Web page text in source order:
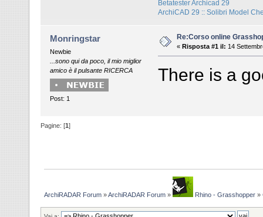
Betatester Archicad 29
ArchiCAD 29 :: Solibri Model
Monringstar
Newbie
...sono qui da poco, il mio miglior
amico è il pulsante RICERCA
Post: 1
Re:Corso online
« Risposta #1 il: 14
There is a
Pagine: [1]
ArchiRADAR Forum »ArchiRADAR Forum » Rhino - Grasshopper »